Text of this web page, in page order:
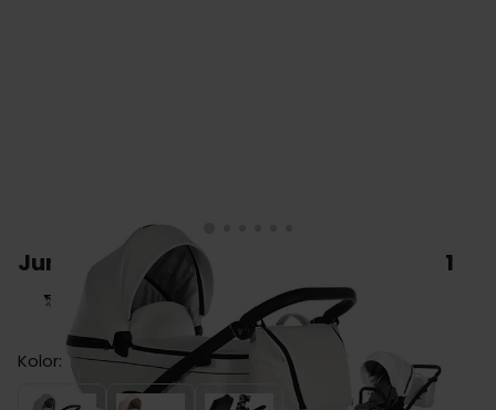
Junama CLASSIC wózek dziecięcy 2w1
Kolor:
01 White 02 Beige 03 Black